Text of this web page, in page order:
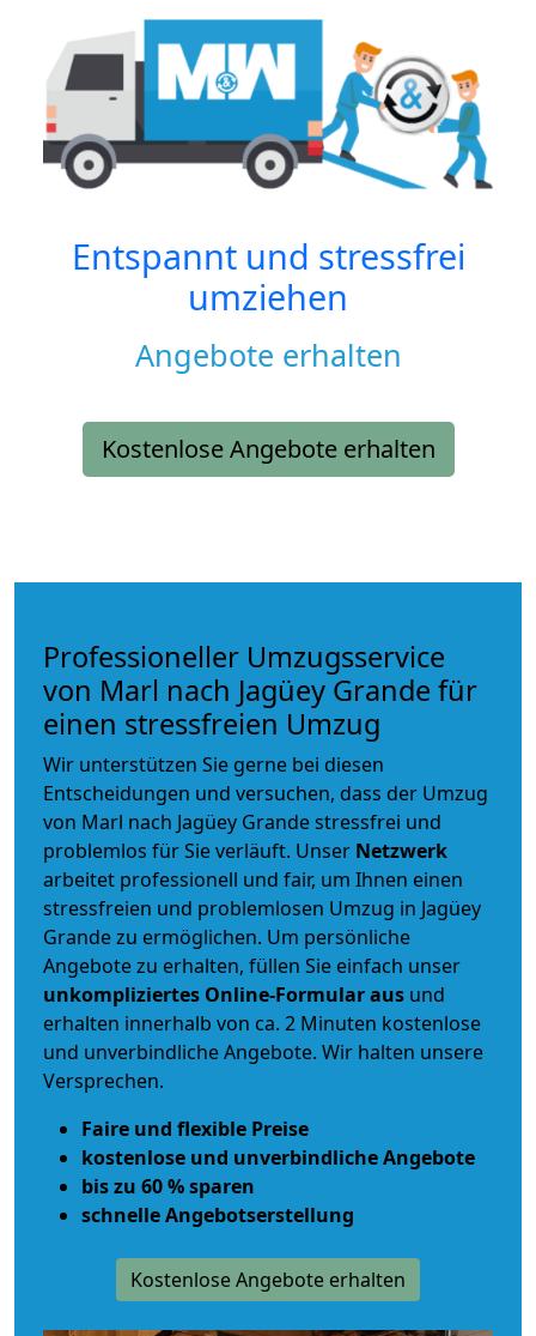
Entspannt und stressfrei
umziehen
Angebote erhalten
Kostenlose Angebote erhalten
Professioneller Umzugsservice
von Marl nach Jagüey Grande für
einen stressfreien Umzug
Wir unterstützen Sie gerne bei diesen
Entscheidungen und versuchen, dass der Umzug
von Marl nach Jagüey Grande stressfrei und
problemlos für Sie verläuft. Unser Netzwerk
arbeitet professionell und fair, um Ihnen einen
stressfreien und problemlosen Umzug in Jagüey
Grande zu ermöglichen. Um persönliche
Angebote zu erhalten, füllen Sie einfach unser
unkompliziertes Online-Formular aus und
erhalten innerhalb von ca. 2 Minuten kostenlose
und unverbindliche Angebote. Wir halten unsere
Versprechen.
Faire und flexible Preise
kostenlose und unverbindliche Angebote
bis zu 60 % sparen
schnelle Angebotserstellung
Kostenlose Angebote erhalten